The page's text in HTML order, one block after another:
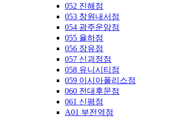
052 진해점
053 창원내서점
054 광주운암점
055 율하점
056 장유점
057 신괴정점
058 유니시티점
059 이시아폴리스점
060 전대후문점
061 신평점
A01 부전역점